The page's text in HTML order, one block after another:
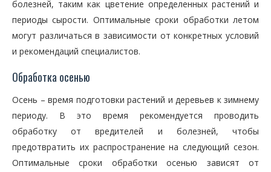
болезней, таким как цветение определенных растений и
периоды сырости. Оптимальные сроки обработки летом
могут различаться в зависимости от конкретных условий
и рекомендаций специалистов.
Обработка осенью
Осень – время подготовки растений и деревьев к зимнему
периоду. В это время рекомендуется проводить
обработку от вредителей и болезней, чтобы
предотвратить их распространение на следующий сезон.
Оптимальные сроки обработки осенью зависят от